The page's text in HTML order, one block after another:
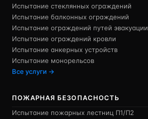
Испытание стеклянных ограждений
Испытание балконных ограждений
Испытание ограждений путей эвакуации
Испытание ограждений кровли
Испытание анкерных устройств
Испытание монорельсов
Все услуги →
ПОЖАРНАЯ БЕЗОПАСНОСТЬ
Испытание пожарных лестниц П1/П2